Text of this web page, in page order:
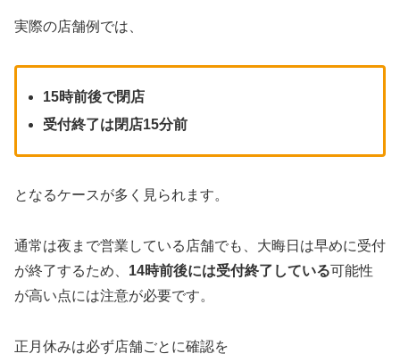
実際の店舗例では、
15時前後で閉店
受付終了は閉店15分前
となるケースが多く見られます。
通常は夜まで営業している店舗でも、大晦日は早めに受付
が終了するため、 14時前後には受付終了している可能性
が高い点には注意が必要です。
正月休みは必ず店舗ごとに確認を